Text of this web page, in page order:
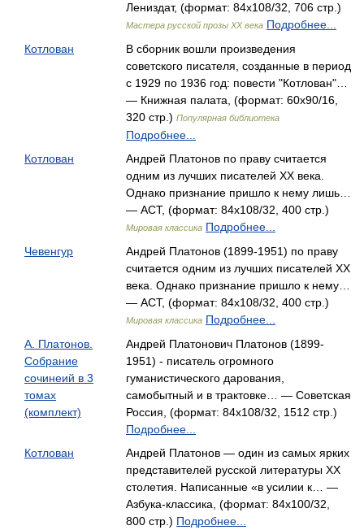
Лениздат, (формат: 84x108/32, 706 стр.)
Мастера русской прозы XX века Подробнее...
Котлован
В сборник вошли произведения
советского писателя, созданные в период
с 1929 по 1936 год: повести "Котлован"…
— Книжная палата, (формат: 60x90/16,
320 стр.) Популярная библиотека
Подробнее...
Котлован
Андрей Платонов по праву считается
одним из лучших писателей XX века.
Однако признание пришло к нему лишь…
— АСТ, (формат: 84x108/32, 400 стр.)
Мировая классика Подробнее...
Чевенгур
Андрей Платонов (1899-1951) по праву
считается одним из лучших писателей XX
века. Однако признание пришло к нему…
— АСТ, (формат: 84x108/32, 400 стр.)
Мировая классика Подробнее...
А. Платонов.
Собрание
сочинеий в 3
томах
(комплект)
Андрей Платонович Платонов (1899-
1951) - писатель огромного
гуманистического дарования,
самобытный и в трактовке… — Советская
Россия, (формат: 84x108/32, 1512 стр.)
Подробнее...
Котлован
Андрей Платонов — один из самых ярких
представителей русской литературы XX
столетия. Написанные «в усилии к… —
Азбука-классика, (формат: 84x100/32,
800 стр.) Подробнее...